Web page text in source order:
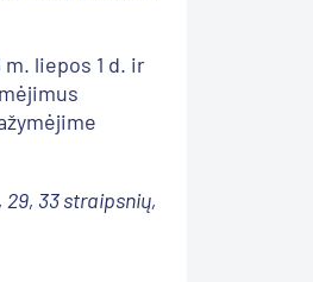
liepos 1 d. ir
29, 33 straipsnių,